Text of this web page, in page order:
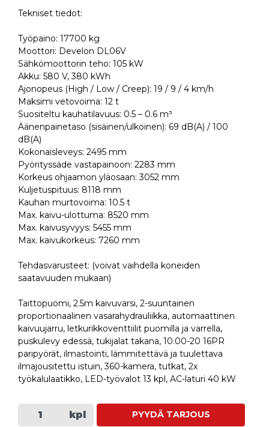
Tekniset tiedot:
Työpaino: 17700 kg
Moottori: Develon DL06V
Sähkömoottorin teho: 105 kW
Akku: 580 V, 380 kWh
Ajonopeus (High / Low / Creep): 19 / 9 / 4 km/h
Maksimi vetovoima: 12 t
Suositeltu kauhatilavuus: 0.5 – 0.6 m³
Äänenpainetaso (sisäinen/ulkoinen): 69 dB(A) / 100
dB(A)
Kokonaisleveys: 2495 mm
Pyörityssäde vastapainoon: 2283 mm
Korkeus ohjaamon yläosaan: 3052 mm
Kuljetuspituus: 8118 mm
Kauhan murtovoima: 10.5 t
Max. kaivu-ulottuma: 8520 mm
Max. kaivusyvyys: 5455 mm
Max. kaivukorkeus: 7260 mm
Tehdasvarusteet: (voivat vaihdella koneiden
saatavuuden mukaan)
Taittopuomi, 2.5m kaivuvarsi, 2-suuntainen
proportionaalinen vasarahydrauliikka, automaattinen
kaivuujarru, letkurikkoventtiilit puomilla ja varrella,
puskulevy edessä, tukijalat takana, 10.00-20 16PR
paripyörät, ilmastointi, lämmitettävä ja tuulettava
ilmajousitettu istuin, 360-kamera, tutkat, 2x
työkalulaatikko, LED-työvalot 13 kpl, AC-laturi 40 kW
kpl PYYDÄ TARJOUS